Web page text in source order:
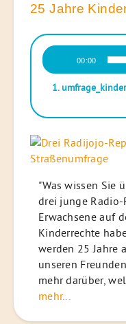
25 Jahre
Audio-
Player
00:00
1.
"Was wissen Sie
drei junge
Erwachsene auf
Kinderrechte
werden 25 Jahre
unseren
mehr darüber,
mehr...